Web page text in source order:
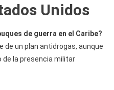
Unidos
de guerra en el Caribe?
de un plan antidrogas, aunque
la presencia militar